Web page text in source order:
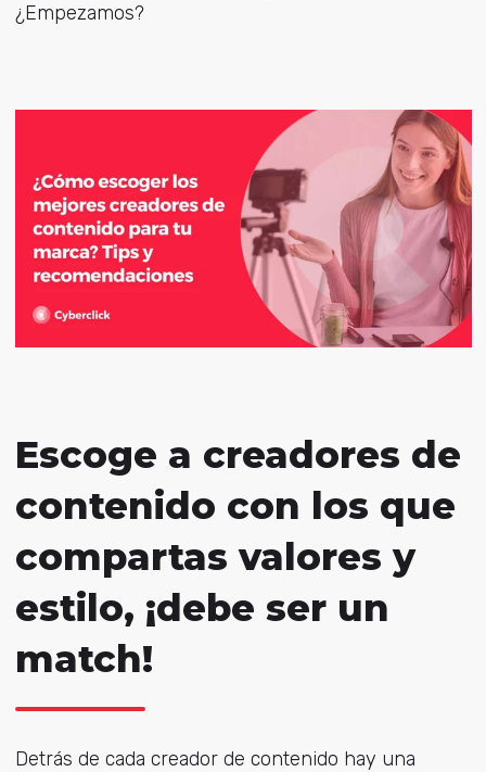
¿Empezamos?
Escoge a creadores de
contenido con los que
compartas valores y
estilo, ¡debe ser un
match!
Detrás de cada creador de contenido hay una